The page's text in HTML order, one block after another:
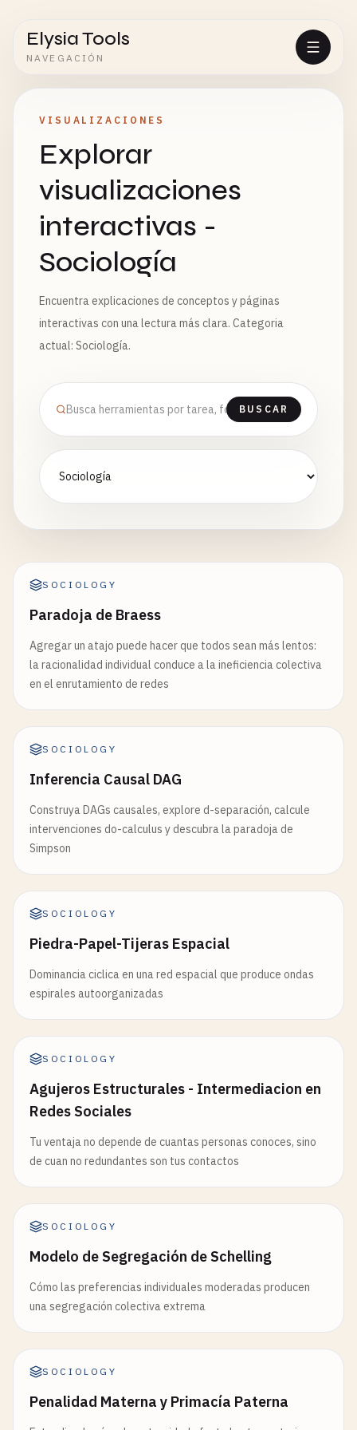
Elysia Tools
NAVEGACIÓN
VISUALIZACIONES
Explorar
visualizaciones
interactivas -
Sociología
Encuentra explicaciones de conceptos y páginas
interactivas con una lectura más clara. Categoria
actual: Sociología.
BUSCAR
SOCIOLOGY
Paradoja de Braess
Agregar un atajo puede hacer que todos sean más lentos:
la racionalidad individual conduce a la ineficiencia colectiva
en el enrutamiento de redes
SOCIOLOGY
Inferencia Causal DAG
Construya DAGs causales, explore d-separación, calcule
intervenciones do-calculus y descubra la paradoja de
Simpson
SOCIOLOGY
Piedra-Papel-Tijeras Espacial
Dominancia ciclica en una red espacial que produce ondas
espirales autoorganizadas
SOCIOLOGY
Agujeros Estructurales - Intermediacion en
Redes Sociales
Tu ventaja no depende de cuantas personas conoces, sino
de cuan no redundantes son tus contactos
SOCIOLOGY
Modelo de Segregación de Schelling
Cómo las preferencias individuales moderadas producen
una segregación colectiva extrema
SOCIOLOGY
Penalidad Materna y Primacía Paterna